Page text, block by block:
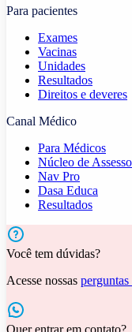
Para pacientes
Exames
Vacinas
Unidades
Resultados
Direitos e deveres
Canal Médico
Para Médicos
Núcleo de
Nav Pro
Dasa Educa
Resultados
Você tem dúvidas?
Acesse nossas
Quer entrar em contato?